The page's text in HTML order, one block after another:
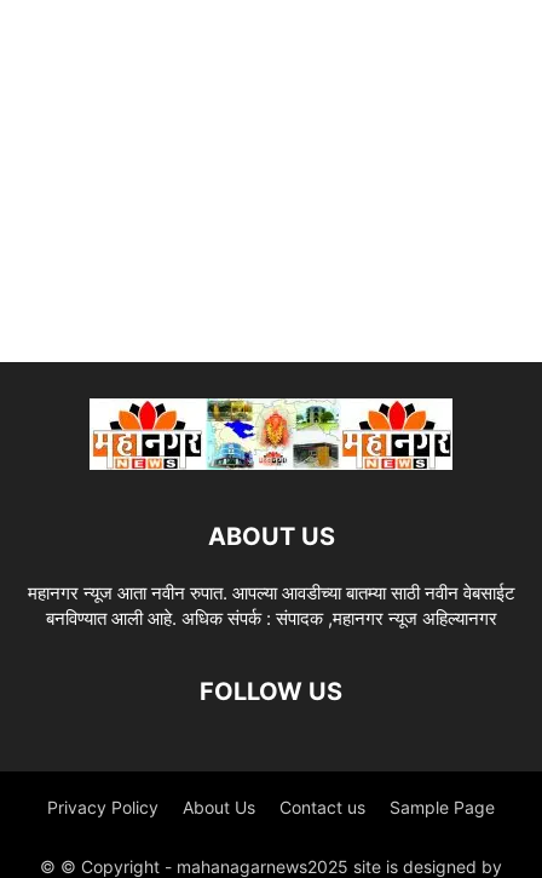
ABOUT US
महानगर न्यूज आता नवीन रुपात. आपल्या आवडीच्या बातम्या साठी नवीन वेबसाईट
बनविण्यात आली आहे. अधिक संपर्क : संपादक ,महानगर न्यूज अहिल्यानगर
FOLLOW US
Privacy Policy About Us Contact us Sample Page
© © Copyright - mahanagarnews2025 site is designed by